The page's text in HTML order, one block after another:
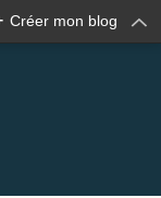
Créer mon blog